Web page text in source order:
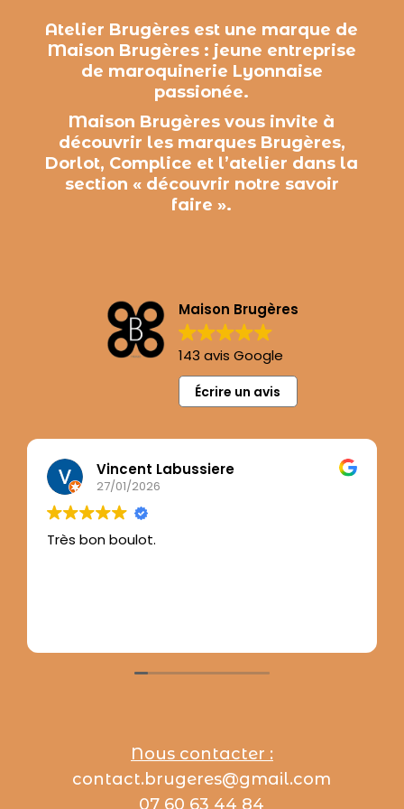
Atelier Brugères est une marque de
Maison Brugères : jeune entreprise
de maroquinerie Lyonnaise
passionée.
Maison Brugères vous invite à
découvrir les marques Brugères,
Dorlot, Complice et l’atelier dans la
section « découvrir notre savoir
faire ».
Maison Brugères
143 avis Google
Écrire un avis
Vincent Labussiere
27/01/2026
Très bon boulot.
Nous contacter :
contact.brugeres@gmail.com
07 60 63 44 84